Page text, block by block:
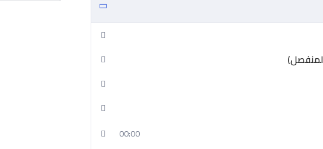
فعالة لتنظيم دراستك، توفر
– الامارات !
00:00